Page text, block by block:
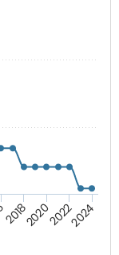
2018202020222024